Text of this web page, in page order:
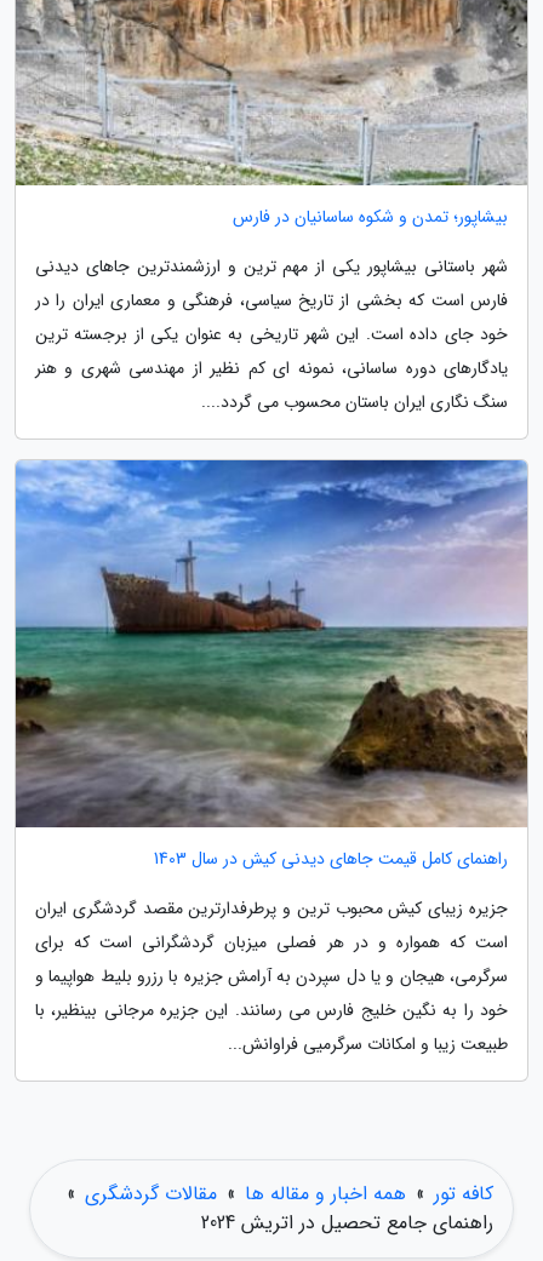
بیشاپور؛ تمدن و شکوه ساسانیان در فارس
شهر باستانی بیشاپور یکی از مهم ترین و ارزشمندترین جاهای دیدنی
فارس است که بخشی از تاریخ سیاسی، فرهنگی و معماری ایران را در
خود جای داده است. این شهر تاریخی به عنوان یکی از برجسته ترین
یادگارهای دوره ساسانی، نمونه ای کم نظیر از مهندسی شهری و هنر
سنگ نگاری ایران باستان محسوب می گردد....
راهنمای کامل قیمت جاهای دیدنی کیش در سال 1403
جزیره زیبای کیش محبوب ترین و پرطرفدارترین مقصد گردشگری ایران
است که همواره و در هر فصلی میزبان گردشگرانی است که برای
سرگرمی، هیجان و یا دل سپردن به آرامش جزیره با رزرو بلیط هواپیما و
خود را به نگین خلیج فارس می رسانند. این جزیره مرجانی بینظیر، با
طبیعت زیبا و امکانات سرگرمیی فراوانش...
کافه تور » همه اخبار و مقاله ها » مقالات گردشگری »
راهنمای جامع تحصیل در اتریش 2024